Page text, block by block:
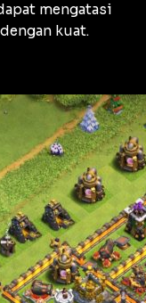
mengatasi
kuat.